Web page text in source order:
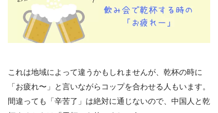
これは地域によって違うかもしれませんが、乾杯の時に
「お疲れ〜」と言いながらコップを合わせる人もいます。
間違っても「辛苦了」は絶対に通じないので、中国人と乾